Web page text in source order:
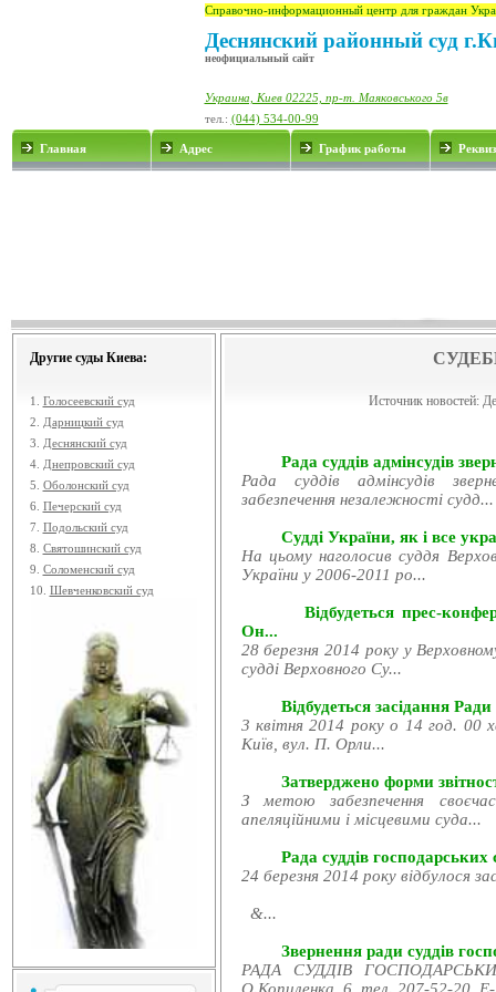
Справочно-информационный центр для граждан
Деснянский районный суд
неофициальный сайт
Украина, Киев 02225, пр-т. Маяковського 5в
тел.: (044) 534-00-99
Главная Адрес График работы
Другие суды Киева:
1. Голосеевский суд
2.
Дарницкий суд
3.
Деснянский суд
4. Днепровский суд
5. Оболонский суд
6. Печерский суд
7. Подольский суд
8. Святошинский суд
9. Соломенский суд
10. Шевченковский суд
Источник новостей:
Рада суддів адмінсудів
Рада суддів адмінсудів
забезпечення незалежності судд...
Судді України, як і все
На цьому наголосив суддя
України у 2006-2011 ро...
Відбудеться прес-
Он...
28 березня 2014 року у
судді Верховного Су...
Відбудеться засідання
3 квітня 2014 року о 14 год. 00
Київ, вул. П. Орли...
Затверджено форми
З метою забезпечення
апеляційними і місцевими суда...
Рада суддів господарських
24 березня 2014 року відбулося
&...
Звернення ради суддів
РАДА СУДДІВ